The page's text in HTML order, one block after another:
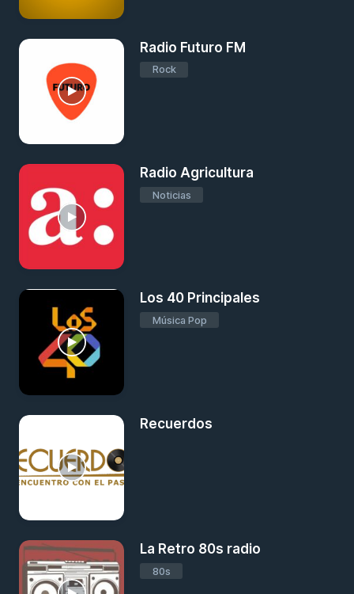
Radio Futuro FM
Rock
Radio Agricultura
Noticias
Los 40 Principales
Música Pop
Recuerdos
La Retro 80s radio
80s